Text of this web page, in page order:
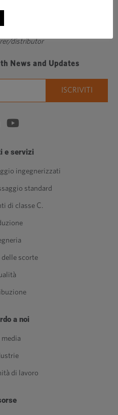
connected fastener
distributor
News and Updates
e servizi
ingegnerizzati
standard
di classe C.
delle scorte
a noi
media
di lavoro